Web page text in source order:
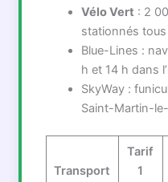
Vélo Vert : 2
stationnés
Blue-Lines :
h et 14 h dans
SkyWay :
Saint-Martin-
Transport
Tarif
1